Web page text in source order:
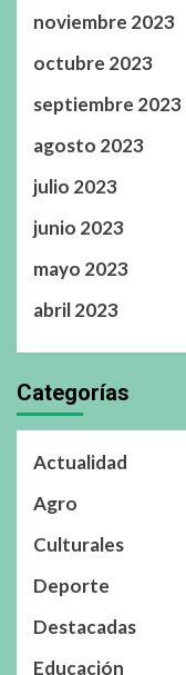
noviembre 2023
octubre 2023
septiembre 2023
agosto 2023
julio 2023
junio 2023
mayo 2023
abril 2023
Categorías
Actualidad
Agro
Culturales
Deporte
Destacadas
Educación